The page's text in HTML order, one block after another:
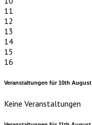
11
12
13
14
15
16
Veranstaltungen für10th August
Keine Veranstaltungen